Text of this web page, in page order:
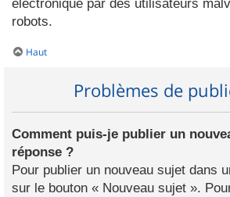
électronique par des utilisateurs
robots.
Haut
Problèmes de
Comment puis-je publier un
réponse ?
Pour publier un nouveau sujet dans
sur le bouton « Nouveau sujet ».